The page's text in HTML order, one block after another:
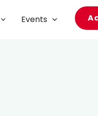
Events